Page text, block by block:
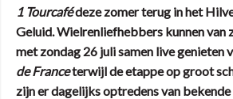
1 Tourcafédeze zomer terug in het
Geluid. Wielrenliefhebbers kunnen van
met zondag 26 juli samen live genieten
de Franceterwijl de etappe op groot
zijn er dagelijks optredens van